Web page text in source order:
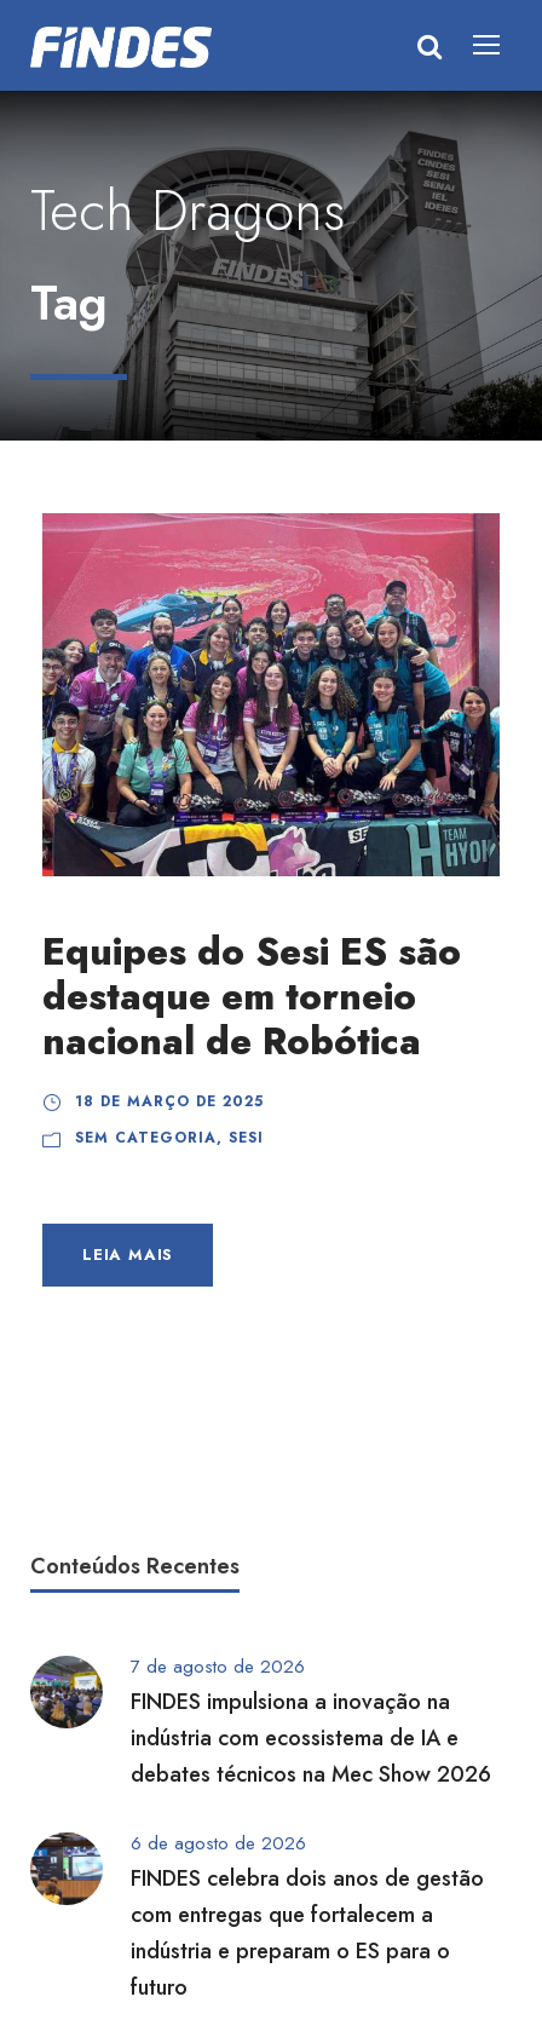
Tech Dragons
Tag
Equipes do Sesi ES são
destaque em torneio
nacional de Robótica
18 DE MARÇO DE 2025
SEM CATEGORIA, SESI
LEIA MAIS
Conteúdos Recentes
7 de agosto de 2026
FINDES impulsiona a inovação na
indústria com ecossistema de IA e
debates técnicos na Mec Show 2026
6 de agosto de 2026
FINDES celebra dois anos de gestão
com entregas que fortalecem a
indústria e preparam o ES para o
futuro